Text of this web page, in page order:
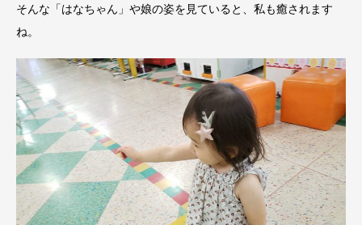
そんな「はなちゃん」や娘の姿を見ていると、私も癒されます
ね。